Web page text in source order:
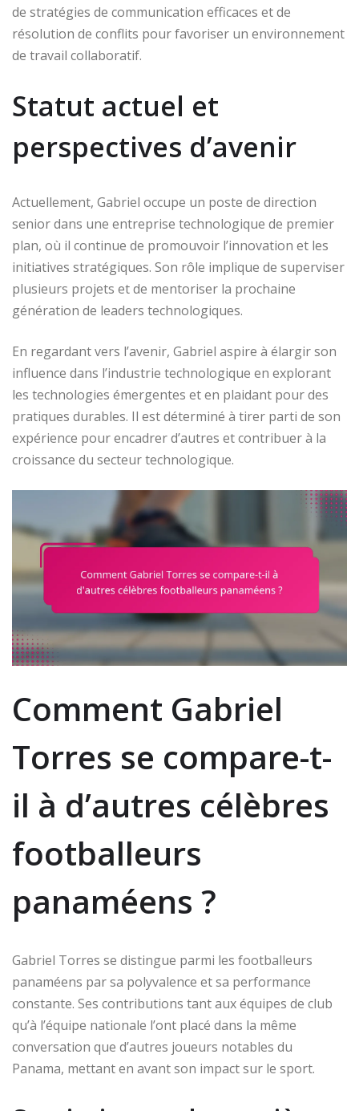
de stratégies de communication efficaces et de
résolution de conflits pour favoriser un environnement
de travail collaboratif.
Statut actuel et
perspectives d’avenir
Actuellement, Gabriel occupe un poste de direction
senior dans une entreprise technologique de premier
plan, où il continue de promouvoir l’innovation et les
initiatives stratégiques. Son rôle implique de superviser
plusieurs projets et de mentoriser la prochaine
génération de leaders technologiques.
En regardant vers l’avenir, Gabriel aspire à élargir son
influence dans l’industrie technologique en explorant
les technologies émergentes et en plaidant pour des
pratiques durables. Il est déterminé à tirer parti de son
expérience pour encadrer d’autres et contribuer à la
croissance du secteur technologique.
Comment Gabriel
Torres se compare-t-
il à d’autres célèbres
footballeurs
panaméens ?
Gabriel Torres se distingue parmi les footballeurs
panaméens par sa polyvalence et sa performance
constante. Ses contributions tant aux équipes de club
qu’à l’équipe nationale l’ont placé dans la même
conversation que d’autres joueurs notables du
Panama, mettant en avant son impact sur le sport.